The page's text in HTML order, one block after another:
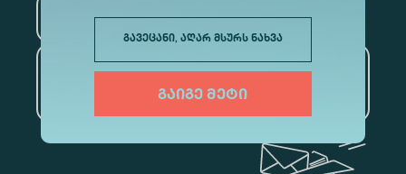
გავეცანი, აღარ მსურს ნახვა
გაიგე მეტი
ტურიზმი
ხელოვნური ინტელექტი
და მონაცემთა ანალიტიკა